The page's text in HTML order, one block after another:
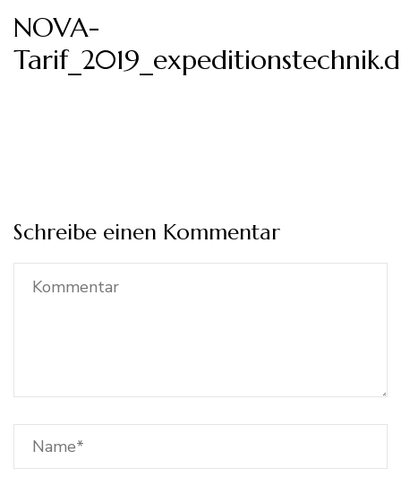
NOVA-
Schreibe einen Kommentar